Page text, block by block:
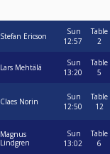
Stefan Ericson
Sun
12:57
Table
2
Lars Mehtälä
Sun
13:20
Table
5
Claes Norin
Sun
12:50
Table
12
Magnus
Lindgren
Sun
13:02
Table
6